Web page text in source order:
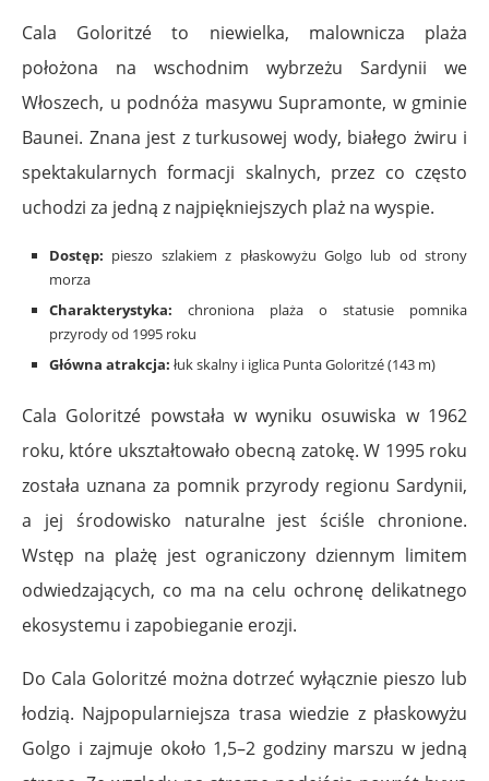
Cala Goloritzé to niewielka, malownicza plaża
położona na wschodnim wybrzeżu Sardynii we
Włoszech, u podnóża masywu Supramonte, w gminie
Baunei. Znana jest z turkusowej wody, białego żwiru i
spektakularnych formacji skalnych, przez co często
uchodzi za jedną z najpiękniejszych plaż na wyspie.
Dostęp: pieszo szlakiem z płaskowyżu Golgo lub od strony
morza
Charakterystyka: chroniona plaża o statusie pomnika
przyrody od 1995 roku
Główna atrakcja: łuk skalny i iglica Punta Goloritzé (143 m)
Cala Goloritzé powstała w wyniku osuwiska w 1962
roku, które ukształtowało obecną zatokę. W 1995 roku
została uznana za pomnik przyrody regionu Sardynii,
a jej środowisko naturalne jest ściśle chronione.
Wstęp na plażę jest ograniczony dziennym limitem
odwiedzających, co ma na celu ochronę delikatnego
ekosystemu i zapobieganie erozji.
Do Cala Goloritzé można dotrzeć wyłącznie pieszo lub
łodzią. Najpopularniejsza trasa wiedzie z płaskowyżu
Golgo i zajmuje około 1,5–2 godziny marszu w jedną